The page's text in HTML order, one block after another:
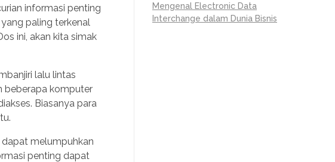
informasi penting
paling terkenal
ini, akan kita simak
lalu lintas
beberapa komputer
Biasanya para
dapat melumpuhkan
penting dapat
Mengenal Electronic Data
Interchange dalam Dunia Bisnis